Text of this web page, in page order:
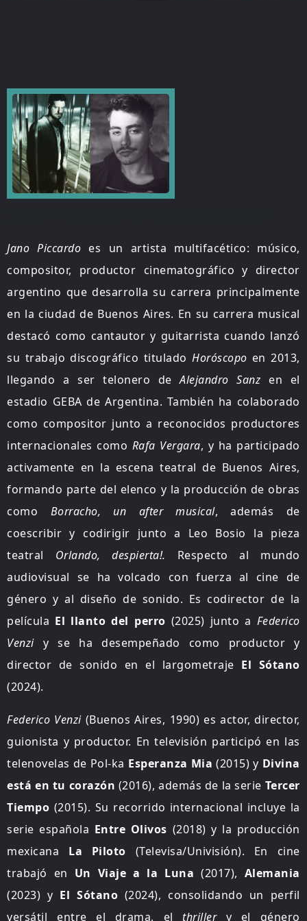
Jano Piccardo es un artista multifacético: músico,
compositor, productor cinematográfico y director
argentino que desarrolla su carrera principalmente
en la ciudad de Buenos Aires. En su carrera musical
destacó como cantautor y guitarrista cuando lanzó
su trabajo discográfico tituladoHoróscopo en 2013,
llegando a ser telonero deAlejandro Sanz en el
estadio GEBA de Argentina. También ha colaborado
como compositor junto a reconocidos productores
internacionales como Rafa Vergara, y ha participado
activamente en la escena teatral de Buenos Aires,
formando parte del elenco y la producción de obras
como Borracho, un after musical, además de
coescribir y codirigir junto a Leo Bosio la pieza
teatral Orlando, despierta!. Respecto al mundo
audiovisual se ha volcado con fuerza al cine de
género y al diseño de sonido. Es codirector de la
película El llanto del perro (2025) junto a Federico
Venziy se ha desempeñado como productor y
director de sonido en el largometraje El Sótano
(2024).
Federico Venzi(Buenos Aires, 1990) es actor, director,
guionista y productor. En televisión participó en las
telenovelas de Pol-ka Esperanza Mia (2015) y Divina
está en tu corazón (2016), además de la serie Tercer
Tiempo (2015). Su recorrido internacional incluye la
serie española Entre Olivos (2018) y la producción
mexicana La Piloto (Televisa/Univisión). En cine
trabajó en Un Viaje a la Luna (2017), Alemania
(2023) y El Sótano (2024), consolidando un perfil
versátil entre el drama, el thrillery el género